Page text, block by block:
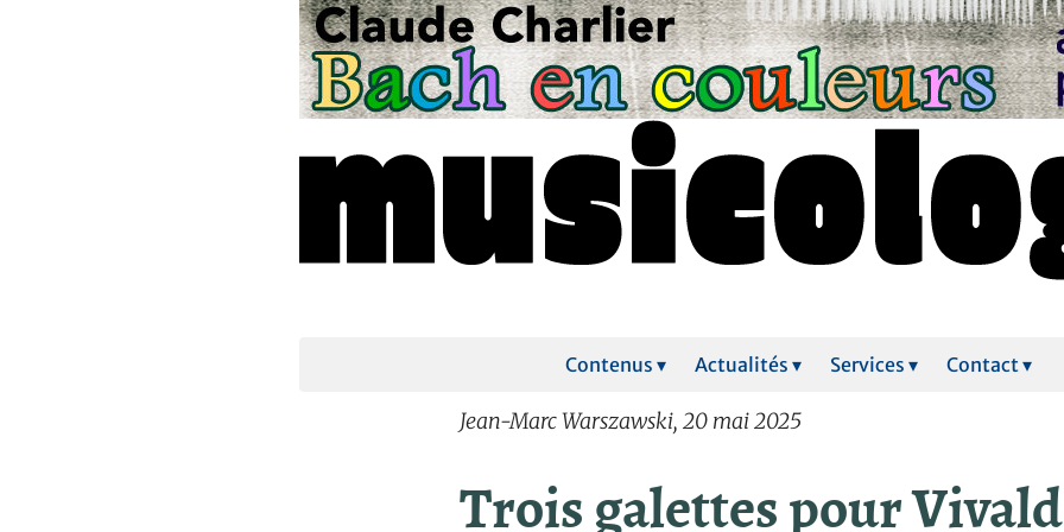
Contenus ▾ Actualités ▾ Services ▾ Contact ▾
Jean-Marc Warszawski, 20 mai 2025
Trois galettes pour